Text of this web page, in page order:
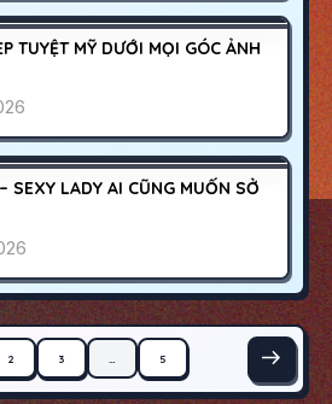
1200K
TUYỆT MỸ DƯỚI MỌI GÓC ẢNH
1000K
SEXY LADY AI CŨNG MUỐN SỞ
2 3 5